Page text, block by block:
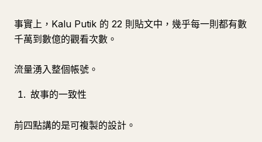
事實上，Kalu Putik 的 22 則貼文中，幾乎每一則都有數
千萬到數億的觀看次數。
流量湧入整個帳號。
故事的一致性
前四點講的是可複製的設計。